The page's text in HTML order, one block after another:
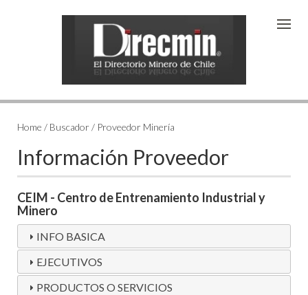
Home / Buscador / Proveedor Minería
Información Proveedor
CEIM - Centro de Entrenamiento Industrial y
Minero
INFO BASICA
EJECUTIVOS
PRODUCTOS O SERVICIOS